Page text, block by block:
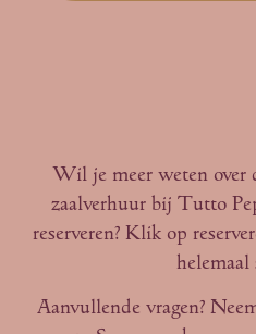
Wil je meer weten over
zaalverhuur bij Tutto
reserveren? Klik op
helemaal
Aanvullende vragen?